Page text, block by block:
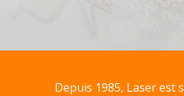
Depuis 1985, Laser est